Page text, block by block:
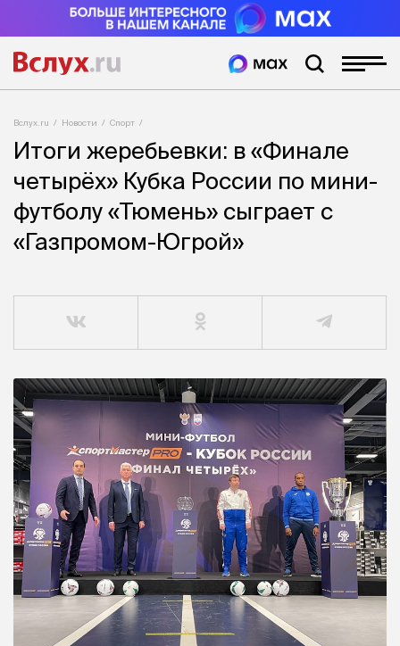
Вслух.ru Новости Спорт
Итоги жеребьевки: в «Финале
четырёх» Кубка России по мини-
футболу «Тюмень» сыграет с
«Газпромом-Югрой»